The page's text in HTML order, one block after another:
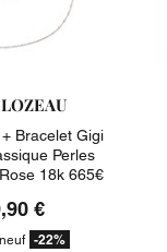
Bracelet Gigi
Perles
18k 665€
€
neuf -22%